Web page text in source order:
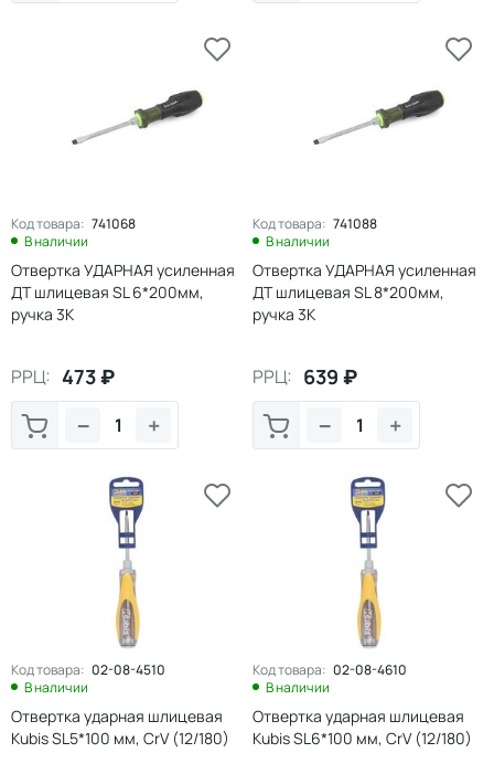
Код товара: 741068
В наличии
Отвертка УДАРНАЯ усиленная
ДТ шлицевая SL 6*200мм,
ручка 3К
РРЦ: 473₽
+
−
Код товара: 741088
В наличии
Отвертка УДАРНАЯ усиленная
ДТ шлицевая SL 8*200мм,
ручка 3К
РРЦ: 639 ₽
+
−
Код товара: 02-08-4510
В наличии
Отвертка ударная шлицевая
Kubis SL5*100 мм, CrV (12/180)
Код товара: 02-08-4610
В наличии
Отвертка ударная шлицевая
Kubis SL6*100 мм, CrV (12/180)